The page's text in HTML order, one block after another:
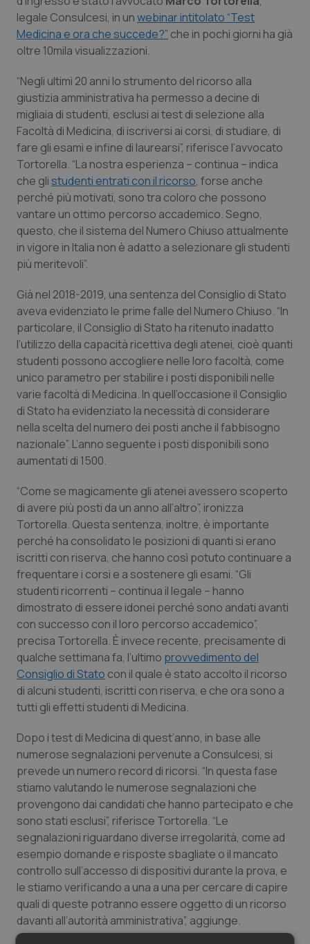
Piemonte
Provincia Autonoma di Bolzano
Provincia Autonoma di Trento
Puglia
Sardegna
Sicilia
Toscana
Umbria
Valle D’Aosta
Veneto
HIV
Infezioni & Febbre
Ipertensione & Scompenso
Malattie rare
Malattia di Crohn & Rettocolite Ulcerosa
Neuroscienze & patologie neurodegenerative
Obesità
Oftalmologia
Oncodermatologia
Oncoematologia
Oncologia & Nutrizione
Psoriasi & pelle
Quotidiano Cardiologia
Quotidiano Chirurgia
Quotidiano Oncologia
Quotidiano Pediatria
Rene & patologie urogenitali
Salute orale & impianti
Sangue & coagulazione
Tumore al seno
Tumore ovarico
Tumori del Polmone & Testa Collo
Tumori gastrointestinali
Ulcera & Reflusso
Vaccini
legale Consulcesi, in unwebinar intitolato “Test
Medicina e ora che succede?” che in pochi giorni ha già
oltre 10mila visualizzazioni.
“Negli ultimi 20 anni lo strumento del ricorso alla
giustizia amministrativa ha permesso a decine di
migliaia di studenti, esclusi ai test di selezione alla
Facoltà di Medicina, di iscriversi ai corsi, di studiare, di
fare gli esami e infine di laurearsi”, riferisce l’avvocato
Tortorella. “La nostra esperienza – continua – indica
che glistudenti entrati con il ricorso, forse anche
perché più motivati, sono tra coloro che possono
vantare un ottimo percorso accademico. Segno,
questo, che il sistema del Numero Chiuso attualmente
in vigore in Italia non è adatto a selezionare gli studenti
più meritevoli”.
Già nel 2018-2019, una sentenza del Consiglio di Stato
aveva evidenziato le prime falle del Numero Chiuso. “In
particolare, il Consiglio di Stato ha ritenuto inadatto
l’utilizzo della capacità ricettiva degli atenei, cioè quanti
studenti possono accogliere nelle loro facoltà, come
unico parametro per stabilire i posti disponibili nelle
varie facoltà di Medicina. In quell’occasione il Consiglio
di Stato ha evidenziato la necessità di considerare
nella scelta del numero dei posti anche il fabbisogno
nazionale”. L’anno seguente i posti disponibili sono
aumentati di 1500.
“Come se magicamente gli atenei avessero scoperto
di avere più posti da un anno all’altro”, ironizza
Tortorella. Questa sentenza, inoltre, è importante
perché ha consolidato le posizioni di quanti si erano
iscritti con riserva, che hanno così potuto continuare a
frequentare i corsi e a sostenere gli esami. “Gli
studenti ricorrenti – continua il legale – hanno
dimostrato di essere idonei perché sono andati avanti
con successo con il loro percorso accademico”,
precisa Tortorella. È invece recente, precisamente di
qualche settimana fa, l’ultimo provvedimento del
Consiglio di Stato con il quale è stato accolto il ricorso
di alcuni studenti, iscritti con riserva, e che ora sono a
tutti gli effetti studenti di Medicina.
Dopo i test di Medicina di quest’anno, in base alle
numerose segnalazioni pervenute a Consulcesi, si
prevede un numero record di ricorsi. “In questa fase
stiamo valutando le numerose segnalazioni che
provengono dai candidati che hanno partecipato e che
sono stati esclusi”, riferisce Tortorella. “Le
segnalazioni riguardano diverse irregolarità, come ad
esempio domande e risposte sbagliate o il mancato
controllo sull’accesso di dispositivi durante la prova, e
le stiamo verificando a una a una per cercare di capire
quali di queste potranno essere oggetto di un ricorso
davanti all’autorità amministrativa”, aggiunge.